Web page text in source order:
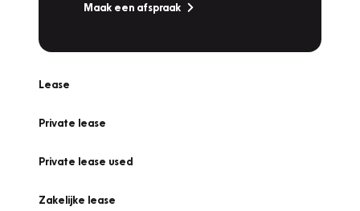
Maak een afspraak
Lease
Private lease
Private lease used
Zakelijke lease